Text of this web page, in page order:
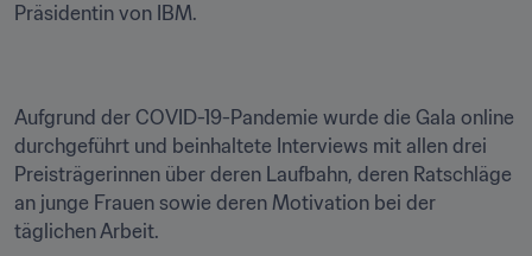
Präsidentin von IBM.
Aufgrund der COVID-19-Pandemie wurde die Gala online
durchgeführt und beinhaltete Interviews mit allen drei
Preisträgerinnen über deren Laufbahn, deren Ratschläge
an junge Frauen sowie deren Motivation bei der
täglichen Arbeit.